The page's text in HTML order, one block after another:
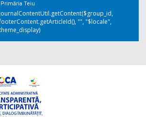
Primăria Teiu
"", "$locale",